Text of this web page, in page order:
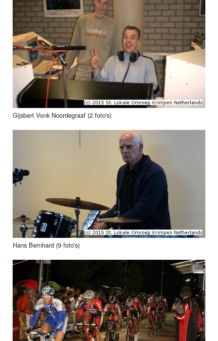
Gijsbert Vonk Noordegraaf (2 foto's)
Hans Bernhard (9 foto's)